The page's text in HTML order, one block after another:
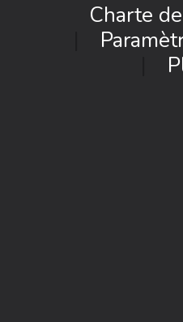
Charte